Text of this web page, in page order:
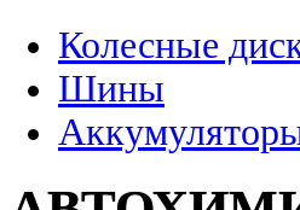
Колесные
Шины